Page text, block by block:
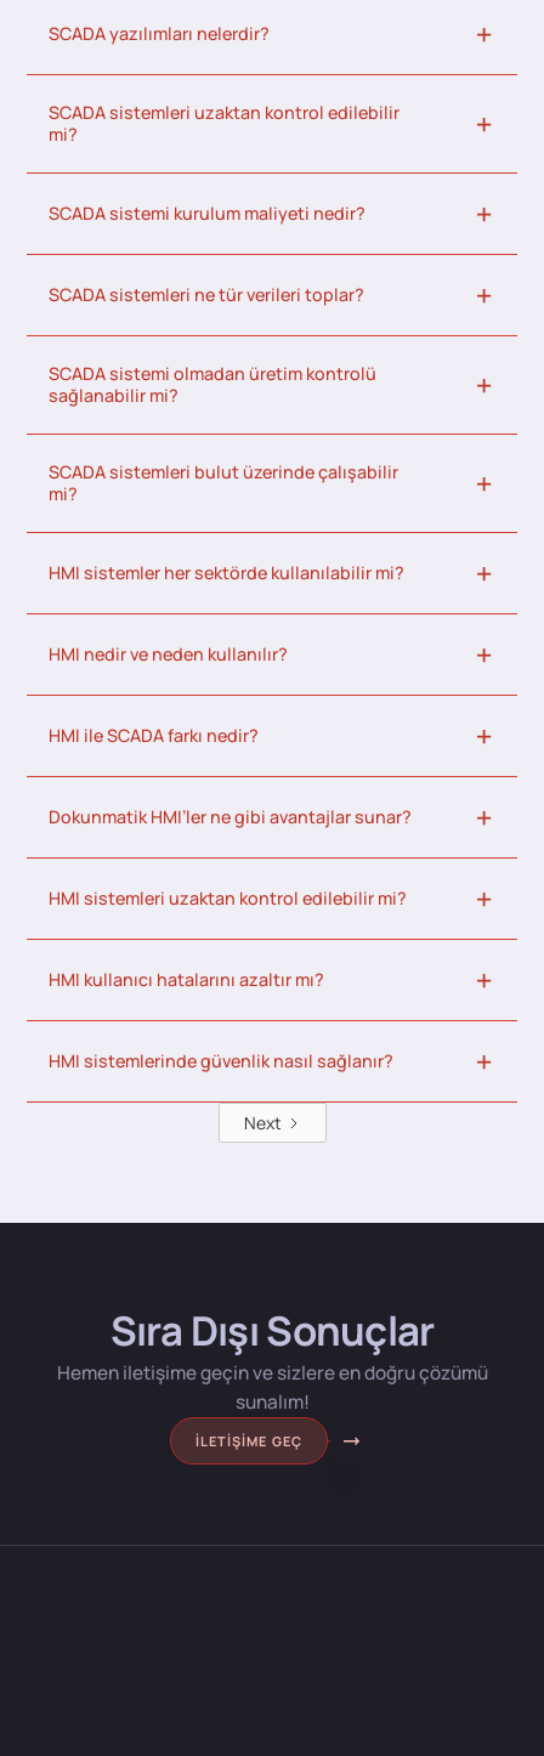
SCADA yazılımları nelerdir?
SCADA sistemleri uzaktan kontrol edilebilir
mi?
SCADA sistemi kurulum maliyeti nedir?
SCADA sistemleri ne tür verileri toplar?
SCADA sistemi olmadan üretim kontrolü
sağlanabilir mi?
SCADA sistemleri bulut üzerinde çalışabilir
mi?
HMI sistemler her sektörde kullanılabilir mi?
HMI nedir ve neden kullanılır?
HMI ile SCADA farkı nedir?
Dokunmatik HMI’ler ne gibi avantajlar sunar?
HMI sistemleri uzaktan kontrol edilebilir mi?
HMI kullanıcı hatalarını azaltır mı?
HMI sistemlerinde güvenlik nasıl sağlanır?
Next
Sıra Dışı Sonuçlar
Hemen iletişime geçin ve sizlere en doğru çözümü
sunalım!
İLETIŞIME GEÇ